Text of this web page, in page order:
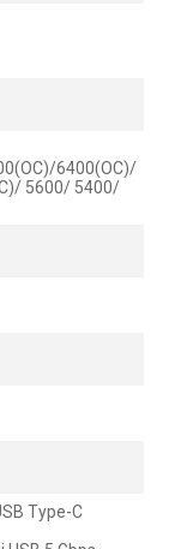
6400(OC)/
5600/ 5400/
Type-C